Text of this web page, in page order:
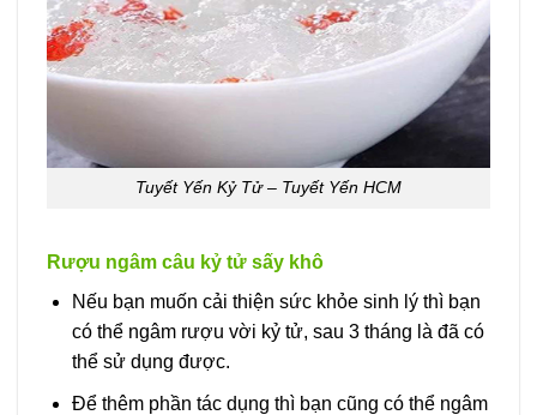
Tuyết Yến Kỷ Tử – Tuyết Yến HCM
Rượu ngâm câu kỷ tử sấy khô
Nếu bạn muốn cải thiện sức khỏe sinh lý thì bạn
có thể ngâm rượu vời kỷ tử, sau 3 tháng là đã có
thể sử dụng được.
Để thêm phần tác dụng thì bạn cũng có thể ngâm